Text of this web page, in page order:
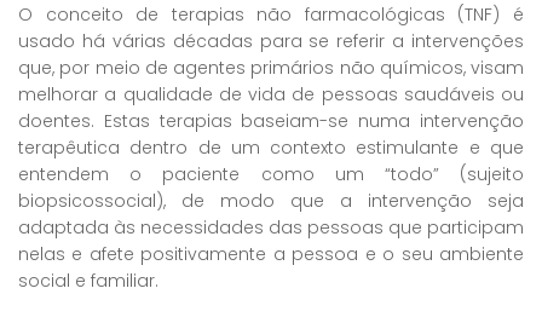
O conceito de terapias não farmacológicas (TNF) é
usado há várias décadas para se referir a intervenções
que, por meio de agentes primários não químicos, visam
melhorar a qualidade de vida de pessoas saudáveis ou
doentes. Estas terapias baseiam-se numa intervenção
terapêutica dentro de um contexto estimulante e que
entendem o paciente como um “todo” (sujeito
biopsicossocial), de modo que a intervenção seja
adaptada às necessidades das pessoas que participam
nelas e afete positivamente a pessoa e o seu ambiente
social e familiar.